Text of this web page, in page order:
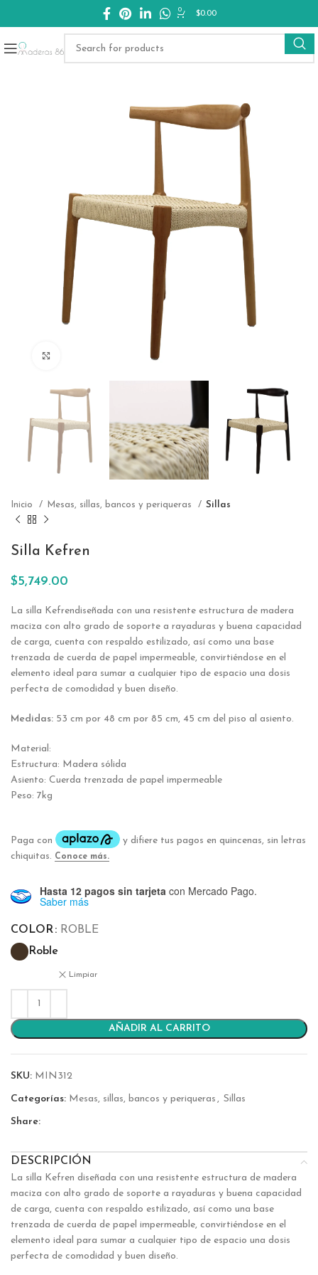
0 $0.00
Inicio Mesas, sillas, bancos y periqueras Sillas
Silla Kefren
$5,749.00
La silla Kefrendiseñada con una resistente estructura de madera
maciza con alto grado de soporte a rayaduras y buena capacidad
de carga, cuenta con respaldo estilizado, así como una base
trenzada de cuerda de papel impermeable, convirtiéndose en el
elemento ideal para sumar a cualquier tipo de espacio una dosis
perfecta de comodidad y buen diseño.
Medidas: 53 cm por 48 cm por 85 cm, 45 cm del piso al asiento.
Material:
Estructura: Madera sólida
Asiento: Cuerda trenzada de papel impermeable
Peso: 7kg
Hasta 12 pagos sin tarjeta con Mercado Pago.
Saber más
COLOR
ROBLE
Roble
Limpiar
AÑADIR AL CARRITO
SKU: MIN312
Categorías: Mesas, sillas, bancos y periqueras , Sillas
Share:
DESCRIPCIÓN
La silla Kefren diseñada con una resistente estructura de madera
maciza con alto grado de soporte a rayaduras y buena capacidad
de carga, cuenta con respaldo estilizado, así como una base
trenzada de cuerda de papel impermeable, convirtiéndose en el
elemento ideal para sumar a cualquier tipo de espacio una dosis
perfecta de comodidad y buen diseño.